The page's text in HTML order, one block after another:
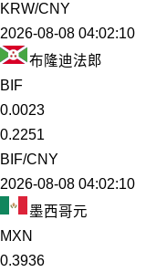
KRW/CNY
2026-08-08 04:02:10
布隆迪法郎
BIF
0.0023
0.2251
BIF/CNY
2026-08-08 04:02:10
墨西哥元
MXN
0.3936